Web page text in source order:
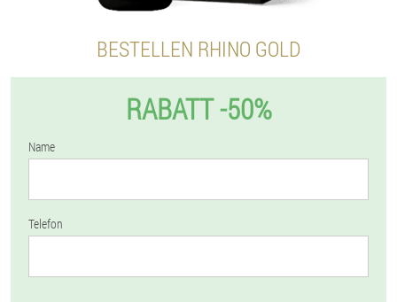
BESTELLEN RHINO GOLD
RABATT -50%
Name
Telefon